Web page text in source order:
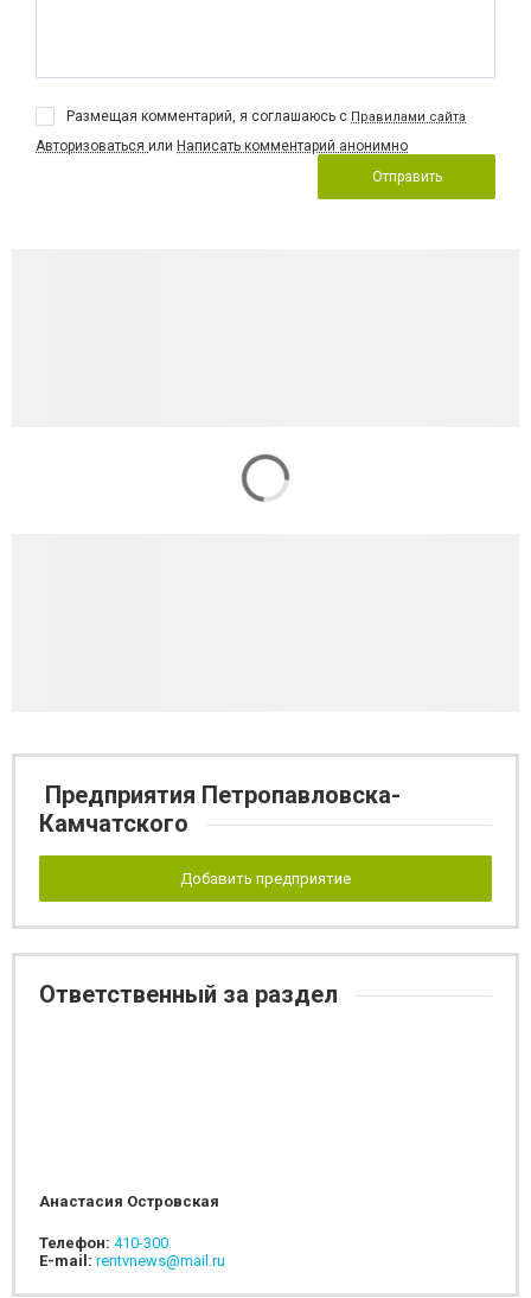
Размещая комментарий, я соглашаюсь с Правилами сайта
Авторизоваться или Написать комментарий анонимно
Отправить
Предприятия Петропавловска-
Камчатского
Добавить предприятие
Ответственный за раздел
Анастасия Островская
Телефон: 410-300
E-mail: rentvnews@mail.ru